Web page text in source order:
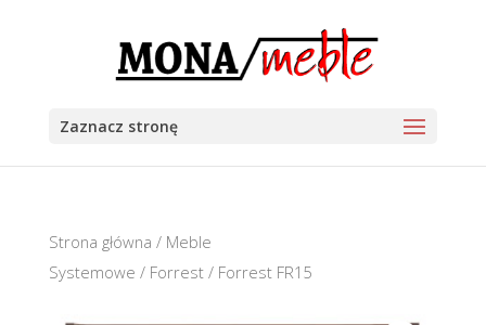
Zaznacz stronę
Strona główna / Meble
Systemowe / Forrest/ Forrest FR15